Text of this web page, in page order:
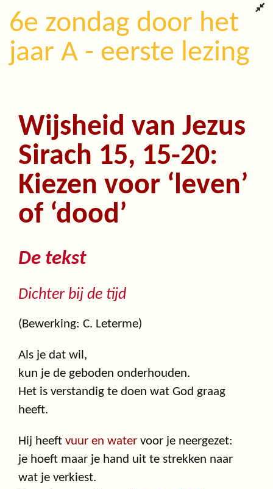
6e zondag door het
jaar A - eerste lezing
Wijsheid van Jezus
Sirach 15, 15-20:
Kiezen voor ‘leven’
of ‘dood’
De tekst
Dichter bij de tijd
(Bewerking: C. Leterme)
Als je dat wil,
kun je de geboden onderhouden.
Het is verstandig te doen wat God graag
heeft.
Hij heeft vuur en water voor je neergezet:
je hoeft maar je hand uit te strekken naar
wat je verkiest.